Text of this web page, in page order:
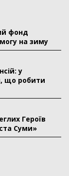
фонд
на зиму
у
що робити
Героїв
Суми»